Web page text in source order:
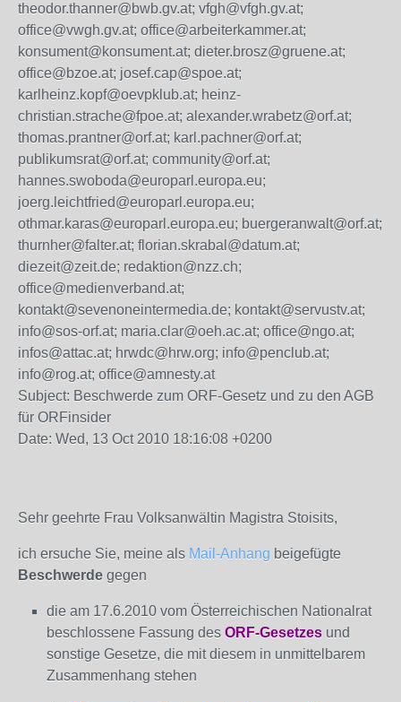
theodor.thanner@bwb.gv.at; vfgh@vfgh.gv.at;
office@vwgh.gv.at; office@arbeiterkammer.at;
konsument@konsument.at; dieter.brosz@gruene.at;
office@bzoe.at; josef.cap@spoe.at;
karlheinz.kopf@oevpklub.at; heinz-
christian.strache@fpoe.at; alexander.wrabetz@orf.at;
thomas.prantner@orf.at; karl.pachner@orf.at;
publikumsrat@orf.at; community@orf.at;
hannes.swoboda@europarl.europa.eu;
joerg.leichtfried@europarl.europa.eu;
othmar.karas@europarl.europa.eu; buergeranwalt@orf.at;
thurnher@falter.at; florian.skrabal@datum.at;
diezeit@zeit.de; redaktion@nzz.ch;
office@medienverband.at;
kontakt@sevenoneintermedia.de; kontakt@servustv.at;
info@sos-orf.at; maria.clar@oeh.ac.at; office@ngo.at;
infos@attac.at; hrwdc@hrw.org; info@penclub.at;
info@rog.at; office@amnesty.at
Subject: Beschwerde zum ORF-Gesetz und zu den AGB
für ORFinsider
Date: Wed, 13 Oct 2010 18:16:08 +0200
Sehr geehrte Frau Volksanwältin Magistra Stoisits,
ich ersuche Sie, meine als Mail-Anhang beigefügte
Beschwerde gegen
die am 17.6.2010 vom Österreichischen Nationalrat
beschlossene Fassung des ORF-Gesetzes und
sonstige Gesetze, die mit diesem in unmittelbarem
Zusammenhang stehen